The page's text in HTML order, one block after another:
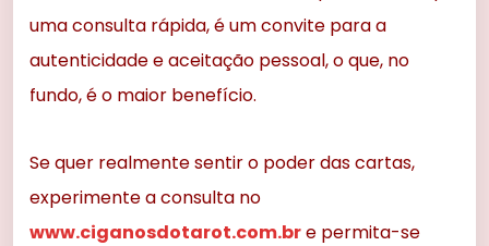
uma consulta rápida, é um convite para a
autenticidade e aceitação pessoal, o que, no
fundo, é o maior benefício.
Se quer realmente sentir o poder das cartas,
experimente a consulta no
www.ciganosdotarot.com.bre permita-se